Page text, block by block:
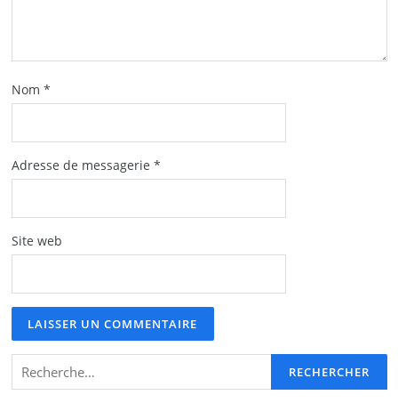
Nom *
Adresse de messagerie *
Site web
Rechercher :